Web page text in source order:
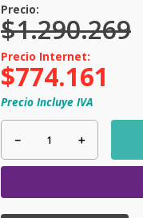
$1.290.269
$774.161
Precio Incluye IVA
＋
－